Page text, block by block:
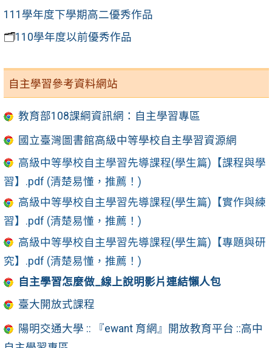
111學年度下學期高二優秀作品
🗂️110學年度以前優秀作品
自主學習參考資料網站
教育部108課綱資訊網：自主學習專區
國立臺灣圖書館高級中等學校自主學習資源網
高級中等學校自主學習先導課程(學生篇)【課程與學
習】.pdf (清楚易懂，推薦！)
高級中等學校自主學習先導課程(學生篇)【實作與練
習】.pdf (清楚易懂，推薦！)
高級中等學校自主學習先導課程(學生篇)【專題與研
究】.pdf (清楚易懂，推薦！)
自主學習怎麼做_線上說明影片連結懶人包
臺大開放式課程
陽明交通大學 :: 『ewant 育網』開放教育平台 ::高中